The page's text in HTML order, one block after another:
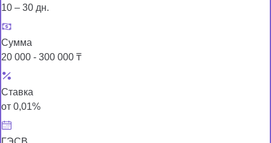
10 – 30 дн.
Сумма
20 000 - 300 000 ₸
Ставка
от 0,01%